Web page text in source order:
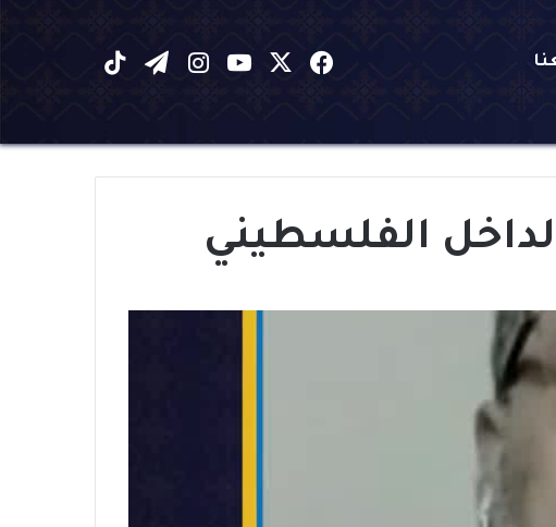
فيسبوك يوتيوبانستقرام
تيلقرام
الفلسطيني